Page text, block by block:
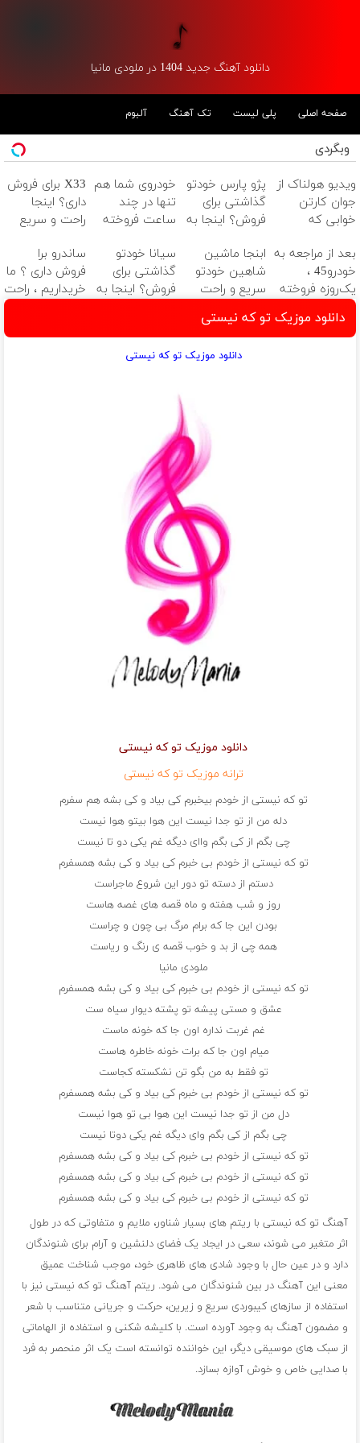
دانلود آهنگ جدید 1404 در ملودی مانیا
صفحه اصلی پلی لیست تک آهنگ آلبوم
وبگردی
ویدیو هولناک از
جوان کارتن
خوابی که
آموزش رایگان
پژو پارس خودتو
گذاشتی برای
فروش؟ اینجا به
خودروی شما هم
تنها در چند
ساعت فروخته
X33 برای فروش
داری؟ اینجا
راحت و سریع
بعد از مراجعه به
خودرو45 ،
یک‌روزه فروخته
شد
ابنجا ماشین
شاهین خودتو
سریع و راحت
سیانا خودتو
گذاشتی برای
فروش؟ اینجا به
ساندرو برا
فروش داری ؟ ما
خریداریم ، راحت
دانلود موزیک تو که نیستی
دانلود موزیک تو که نیستی
دانلود موزیک تو که نیستی
ترانه موزیک تو که نیستی
تو که نیستی از خودم بیخبرم کی بیاد و کی بشه هم سفرم
دله من از تو جدا نیست این هوا بیتو هوا نیست
چی بگم از کی بگم واای دیگه غم یکی دو تا نیست
تو که نیستی از خودم بی خبرم کی بیاد و کی بشه همسفرم
دستم از دسته تو دور این شروع ماجراست
روز و شب هفته و ماه قصه های غصه هاست
بودن این جا که برام مرگ بی چون و چراست
همه چی از بد و خوب قصه ی رنگ و ریاست
ملودی مانیا
تو که نیستی از خودم بی خبرم کی بیاد و کی بشه همسفرم
عشق و مستی پیشه تو پشته دیوار سیاه ست
غم غربت نداره اون جا که خونه ماست
میام اون جا که برات خونه خاطره هاست
تو فقط به من بگو تن نشکسته کجاست
تو که نیستی از خودم بی خبرم کی بیاد و کی بشه همسفرم
دل من از تو جدا نیست این هوا بی تو هوا نیست
چی بگم از کی بگم وای دیگه غم یکی دوتا نیست
تو که نیستی از خودم بی خبرم کی بیاد و کی بشه همسفرم
تو که نیستی از خودم بی خبرم کی بیاد و کی بشه همسفرم
تو که نیستی از خودم بی خبرم کی بیاد و کی بشه همسفرم
آهنگ تو که نیستی با ریتم های بسیار شناور، ملایم و متفاوتی که در طول
اثر متغیر می شوند، سعی در ایجاد یک فضای دلنشین و آرام برای شنوندگان
دارد و در عین حال با وجود شادی های ظاهری خود، موجب شناخت عمیق
معنی این آهنگ در بین شنوندگان می شود. ریتم آهنگ تو که نیستی نیز با
استفاده از سازهای کیبوردی سریع و زیرین، حرکت و جریانی متناسب با شعر
و مضمون آهنگ به وجود آورده است. با کلیشه شکنی و استفاده از الهاماتی
از سبک های موسیقی دیگر، این خواننده توانسته است یک اثر منحصر به فرد
با صدایی خاص و خوش آوازه بسازد.